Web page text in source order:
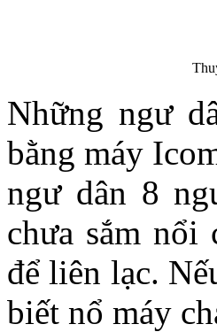
Những ngư
bằng máy
ngư dân 8
chưa sắm
để liên lạc.
biết nổ máy